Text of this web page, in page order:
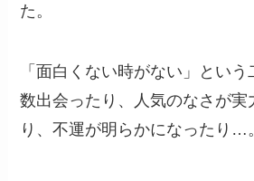
た。
「面白くない時がない」とい
数出会ったり、人気のなさが実
り、不運が明らかになったり…